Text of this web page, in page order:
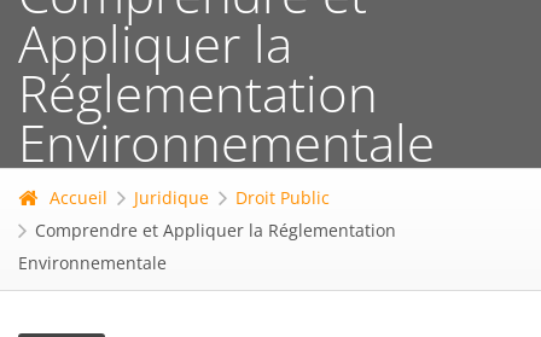
Appliquer la
Réglementation
Environnementale
Accueil Juridique
Droit Public
Comprendre et Appliquer la Réglementation
Environnementale